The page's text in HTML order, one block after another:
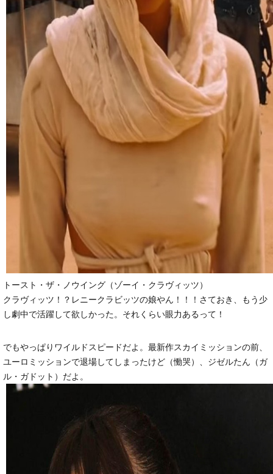
トースト・ザ・ノウイング（ゾーイ・クラヴィッツ）
クラヴィッツ！？レニークラビッツの娘やん！！！さておき、もう少
し劇中で活躍して欲しかった。それくらい眼力あるって！
でもやっぱりワイルドスピードだよ。最新作スカイミッションの前、
ユーロミッションで退場してしまったけど（慟哭）、ジゼルたん（ガ
ル・ガドット）だよ。